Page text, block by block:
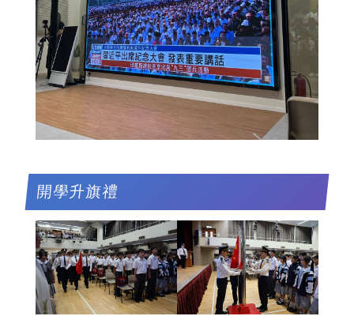
開學升旗禮